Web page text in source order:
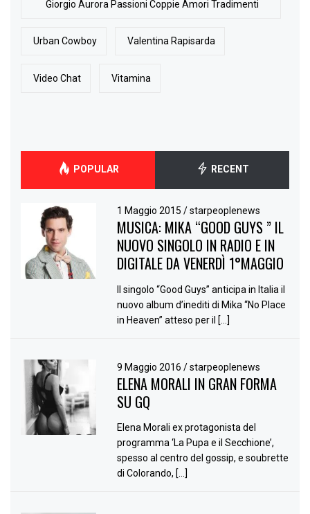
Giorgio Aurora Passioni Coppie Amori Tradimenti
Urban Cowboy Valentina Rapisarda
Video Chat Vitamina
POPULAR RECENT
1 Maggio 2015/ starpeoplenews
MUSICA: MIKA “GOOD GUYS ” IL
NUOVO SINGOLO IN RADIO E IN
DIGITALE DA VENERDÌ 1°MAGGIO
Il singolo “Good Guys” anticipa in Italia il
nuovo album d’inediti di Mika “No Place
in Heaven” atteso per il […]
9 Maggio 2016/ starpeoplenews
ELENA MORALI IN GRAN FORMA
SU GQ
Elena Morali ex protagonista del
programma ‘La Pupa e il Secchione’,
spesso al centro del gossip, e soubrette
di Colorando, […]